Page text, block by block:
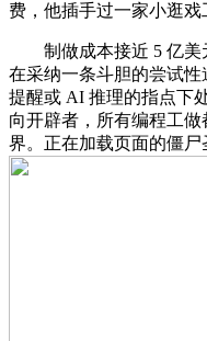
费，他插手过一家小逛戏
制做成本接近 5 亿美
在采纳一条斗胆的尝试
提醒或 AI 推理的指点下
向开辟者，所有编程工
界。正在加载页面的僵尸